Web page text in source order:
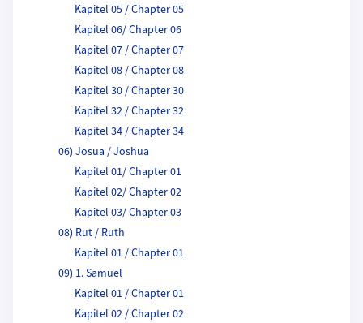
Kapitel 05 / Chapter 05
Kapitel 06/ Chapter 06
Kapitel 07 / Chapter 07
Kapitel 08 / Chapter 08
Kapitel 30 / Chapter 30
Kapitel 32 / Chapter 32
Kapitel 34 / Chapter 34
06) Josua / Joshua
Kapitel 01/ Chapter 01
Kapitel 02/ Chapter 02
Kapitel 03/ Chapter 03
08) Rut / Ruth
Kapitel 01 / Chapter 01
09) 1. Samuel
Kapitel 01 / Chapter 01
Kapitel 02 / Chapter 02